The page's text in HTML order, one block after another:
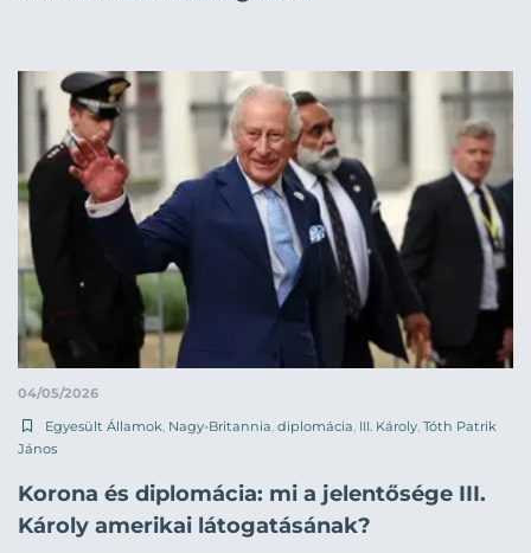
04/05/2026
Egyesült Államok, Nagy-Britannia, diplomácia, III. Károly, Tóth Patrik
János
Korona és diplomácia: mi a jelentősége III.
Károly amerikai látogatásának?